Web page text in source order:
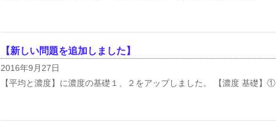
【新しい問題を追加しました】
2016年9月27日
【平均と濃度】に濃度の基礎１、２をアップしました。 【濃度 基礎】①